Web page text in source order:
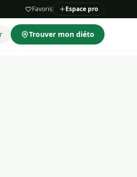
Favoris Espace pro
Trouver mon diéto